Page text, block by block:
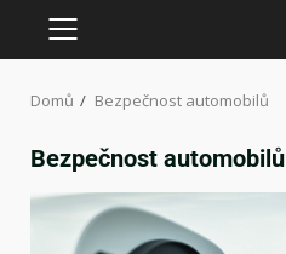
Domů Bezpečnost automobilů
Bezpečnost automobilů